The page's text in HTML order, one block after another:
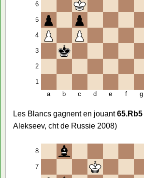
6
5
4
3
2
1
a
b c d e f g
Les Blancs gagnent en jouant65.Rb5
Alekseev, cht de Russie 2008)
8
7